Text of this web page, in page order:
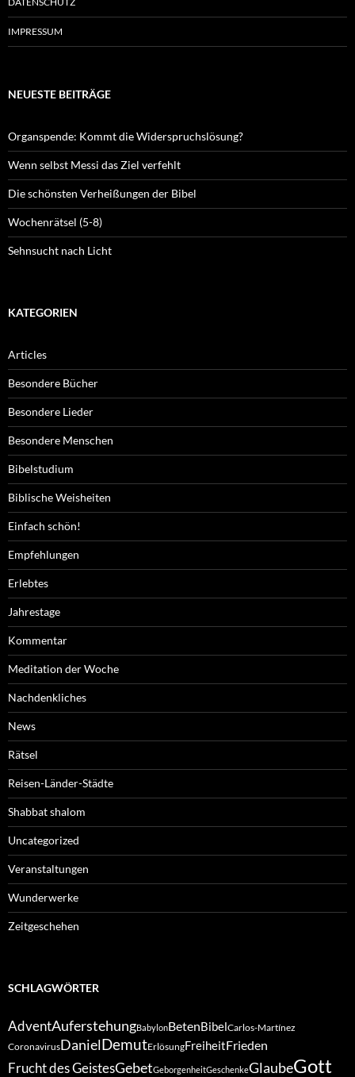
IMPRESSUM
NEUESTE BEITRÄGE
Organspende: Kommt die Widerspruchslösung?
Wenn selbst Messi das Ziel verfehlt
Die schönsten Verheißungen der Bibel
Wochenrätsel (5-8)
Sehnsucht nach Licht
KATEGORIEN
Articles
Besondere Bücher
Besondere Lieder
Besondere Menschen
Bibelstudium
Biblische Weisheiten
Einfach schön!
Empfehlungen
Erlebtes
Jahrestage
Kommentar
Meditation der Woche
Nachdenkliches
News
Rätsel
Reisen-Länder-Städte
Shabbat shalom
Uncategorized
Veranstaltungen
Wunderwerke
Zeitgeschehen
SCHLAGWÖRTER
AdventAuferstehungBabylonBetenBibelCarlos-Martínez
CoronavirusDanielDemutErlösungFreiheitFrieden
Frucht des GeistesGebetGeborgenheitGeschenkeGlaubeGott